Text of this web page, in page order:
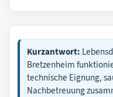
Kurzantwort:
Bretzenheim
technische Eignung,
Nachbetreuung